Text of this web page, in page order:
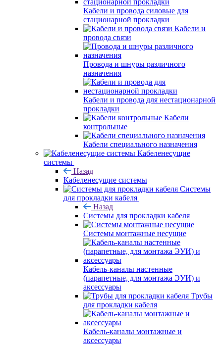
Кабели и провода силовые для
стационарной прокладки
Кабели и
провода связи
Провода и шнуры различного
назначения
Кабели и провода для нестационарной
прокладки
Кабели
контрольные
Кабели специального назначения
Кабеленесущие
системы
Назад
Кабеленесущие системы
Системы
для прокладки кабеля
Назад
Системы для прокладки кабеля
Системы монтажные несущие
Кабель-каналы настенные
(парапетные, для монтажа ЭУИ) и
аксессуары
Трубы
для прокладки кабеля
Кабель-каналы монтажные и
аксессуары